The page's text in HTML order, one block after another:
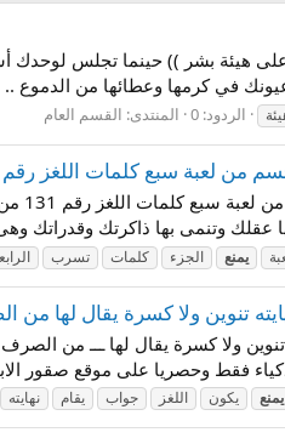
هيئة بشر )) حينما تجلس لوحدك
في كرمها وعطائها من
الردود: 0 المنتدى: القسم العام
اللغز رقم 131 من المجموعة الرابعة عشر
عقلك وتنمى بها ذاكرتك وقدراتك
يمنع الجزء كلمات تسرب
تنوين ولا كسرة يقال لها من
فقط وحصريا على موقع صقور
يمنع يكون اللغز جواب يقام نهايته